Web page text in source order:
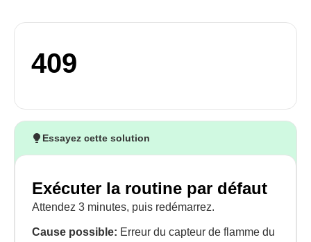
409
Essayez cette solution
Exécuter la routine par défaut
Attendez 3 minutes, puis redémarrez.
Cause possible: Erreur du capteur de flamme du